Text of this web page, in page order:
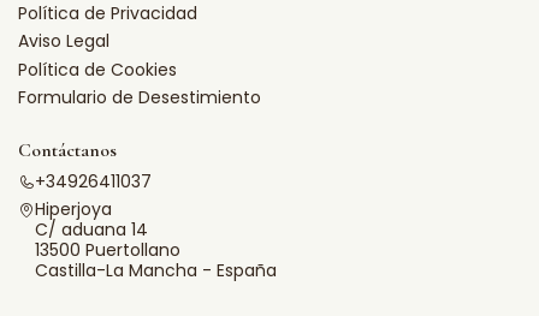
Política de Privacidad
Aviso Legal
Política de Cookies
Formulario de Desestimiento
Contáctanos
+34926411037
Hiperjoya
C/ aduana 14
13500 Puertollano
Castilla-La Mancha - España